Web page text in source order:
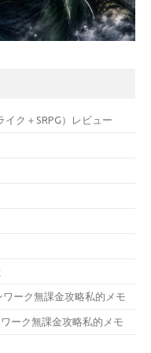
ク＋SRPG）レビュー
ーク無課金攻略私的メモ
ーク無課金攻略私的メモ